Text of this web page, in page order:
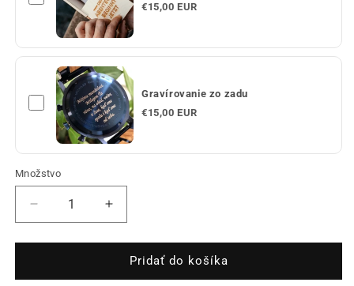
€15,00 EUR
Gravírovanie zo zadu
€15,00 EUR
Množstvo
Množstvo
množstvo
pre
hodinky
Zvýšiť
množstvo
pre
Vreckové
hodinky
Pridať do košíka